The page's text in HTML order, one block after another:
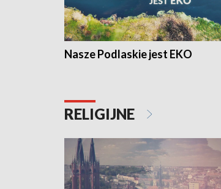
Nasze Podlaskie jest EKO
RELIGIJNE